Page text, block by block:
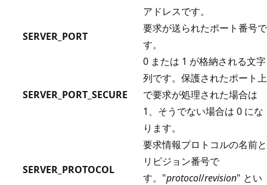
アドレスです。
SERVER_PORT
要求が送られたポート番号で
す。
SERVER_PORT_SECURE
0 または 1 が格納される文字
列です。保護されたポート上
で要求が処理された場合は
1、そうでない場合は 0 にな
ります。
SERVER_PROTOCOL
要求情報プロトコルの名前と
リビジョン番号で
す。"protocol/revision" とい